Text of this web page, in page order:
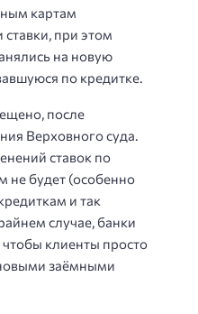
картам
ставки, при этом
на новую
по кредитке.
после
Верховного суда.
ставок по
не будет (особенно
и так
случае, банки
клиенты просто
заёмными